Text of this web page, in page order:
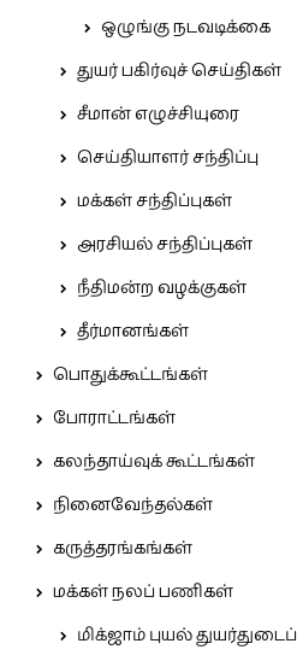
ஒழுங்கு நடவடிக்கை
துயர் பகிர்வுச் செய்திகள்
சீமான் எழுச்சியுரை
செய்தியாளர் சந்திப்பு
மக்கள் சந்திப்புகள்
அரசியல் சந்திப்புகள்
நீதிமன்ற வழக்குகள்
தீர்மானங்கள்
பொதுக்கூட்டங்கள்
போராட்டங்கள்
கலந்தாய்வுக் கூட்டங்கள்
நினைவேந்தல்கள்
கருத்தரங்கங்கள்
மக்கள் நலப் பணிகள்
மிக்ஜாம் புயல்